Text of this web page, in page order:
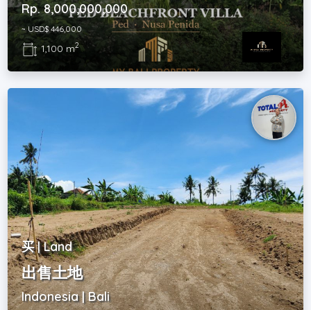
Rp. 8,000,000,000
~ USD$ 446,000
1,100 m2
买 | Land
出售土地
Indonesia | Bali